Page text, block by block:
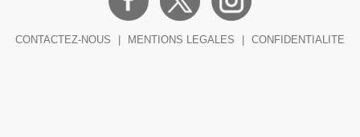
CONTACTEZ-NOUS MENTIONS LEGALES CONFIDENTIALITE